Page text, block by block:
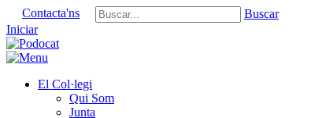
Contacta'ns
Buscar
Iniciar
El Col·legi
Qui Som
Junta